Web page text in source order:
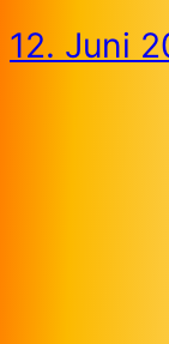
12. Juni